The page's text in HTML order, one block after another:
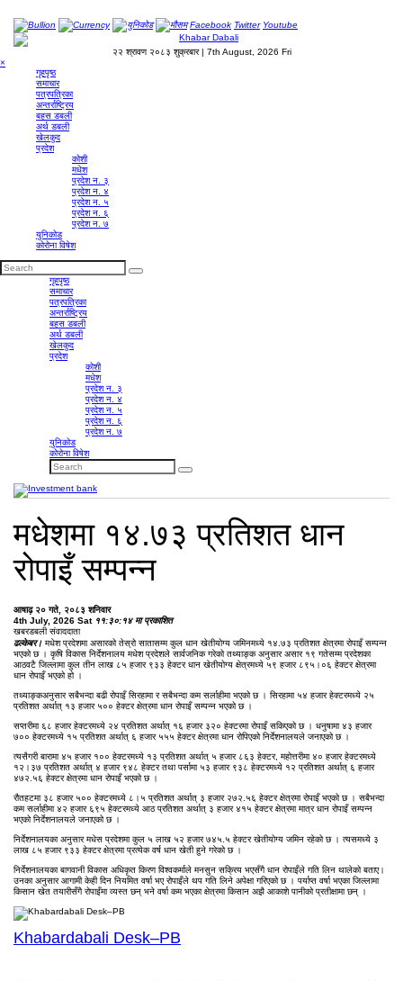
Bullion Currency युनिकोड मौसम Facebook Twitter Youtube
२२ श्रावण २०८३ शुक्रबार | 7th August, 2026 Fri
×
गृहपृष्‍ठ
समाचार
पत्रपत्रिका
अन्तर्राष्ट्रिय
बहस डबली
अर्थ डबली
खेलकुद
प्रदेश
कोशी
मधेश
प्रदेश न. ३
प्रदेश न. ४
प्रदेश न. ५
प्रदेश न. ६
प्रदेश न. ७
युनिकोड
कोरोना विषेश
गृहपृष्‍ठ
समाचार
पत्रपत्रिका
अन्तर्राष्ट्रिय
बहस डबली
अर्थ डबली
खेलकुद
प्रदेश
कोशी
मधेश
प्रदेश न. ३
प्रदेश न. ४
प्रदेश न. ५
प्रदेश न. ६
प्रदेश न. ७
युनिकोड
कोरोना विषेश
मधेशमा १४.७३ प्रतिशत धान
रोपाइँ सम्पन्न
आषाढ़ २० गते, २०८३ शनिवार
4th July, 2026 Sat ११:३०:१४ मा प्रकाशित
खबरडबली संवाददाता
ढल्केबर। मधेश प्रदेशमा असारको तेस्रो सातासम्म कुल धान खेतीयोग्य जमिनमध्ये १४.७३ प्रतिशत क्षेत्रमा रोपाइँ सम्पन्न
भएको छ । कृषि विकास निर्देशनालय मधेश प्रदेशले सार्वजनिक गरेको तथ्याङ्क अनुसार असार १९ गतेसम्म प्रदेशका
आठवटै जिल्लामा कुल तीन लाख ८५ हजार ९३३ हेक्टर धान खेतीयोग्य क्षेत्रमध्ये ५९ हजार ८९५।०६ हेक्टर क्षेत्रमा
धान रोपाइँ भएको हो ।
तथ्याङ्कअनुसार सबैभन्दा बढी रोपाइँ सिरहामा र सबैभन्दा कम सर्लाहीमा भएको छ । सिरहामा ५४ हजार हेक्टरमध्ये २५
प्रतिशत अर्थात् १३ हजार ५०० हेक्टर क्षेत्रमा धान रोपाइँ सम्पन्न भएको छ ।
सप्तरीमा ६८ हजार हेक्टरमध्ये २४ प्रतिशत अर्थात् १६ हजार ३२० हेक्टरमा रोपाइँ सकिएको छ । धनुषामा ४३ हजार
७०० हेक्टरमध्ये १५ प्रतिशत अर्थात् ६ हजार ५५५ हेक्टर क्षेत्रमा धान रोपिएको निर्देशनालयले जनाएको छ ।
त्यसैगरी बारामा ४५ हजार १०० हेक्टरमध्ये १३ प्रतिशत अर्थात् ५ हजार ८६३ हेक्टर, महोत्तरीमा ४० हजार हेक्टरमध्ये
१२।३७ प्रतिशत अर्थात् ४ हजार ९४८ हेक्टर तथा पर्सामा ५३ हजार ९३८ हेक्टरमध्ये १२ प्रतिशत अर्थात् ६ हजार
४७२.५६ हेक्टर क्षेत्रमा धान रोपाइँ भएको छ ।
रौतहटमा ३८ हजार ५०० हेक्टरमध्ये ८।५ प्रतिशत अर्थात् ३ हजार २७२.५६ हेक्टर क्षेत्रमा रोपाइँ भएको छ । सबैभन्दा
कम सर्लाहीमा ४२ हजार ६९५ हेक्टरमध्ये आठ प्रतिशत अर्थात् ३ हजार ४१५ हेक्टर क्षेत्रमा मात्र धान रोपाइँ सम्पन्न
भएको निर्देशनालयले जनाएको छ ।
निर्देशनालयका अनुसार मधेस प्रदेशमा कुल ५ लाख ५२ हजार ७४५.५ हेक्टर खेतीयोग्य जमिन रहेको छ । त्यसमध्ये ३
लाख ८५ हजार ९३३ हेक्टर क्षेत्रमा प्रत्येक वर्ष धान खेती हुने गरेको छ ।
निर्देशनालयका बागवानी विकास अधिकृत किरण विश्वकर्माले मनसुन सक्रिय भएसँगै धान रोपाइँले गति लिन थालेको बताए।
उनका अनुसार आगामी केही दिन नियमित वर्षा भए रोपाइँले थप गति लिने अपेक्षा गरिएको छ । पर्याप्त वर्षा भएका जिल्लामा
किसान खेत तयारीसँगै रोपाइँमा व्यस्त छन् भने वर्षा कम भएका क्षेत्रमा किसान अझै आकाशे पानीको प्रतीक्षामा छन् ।
Khabardabali Desk–PB